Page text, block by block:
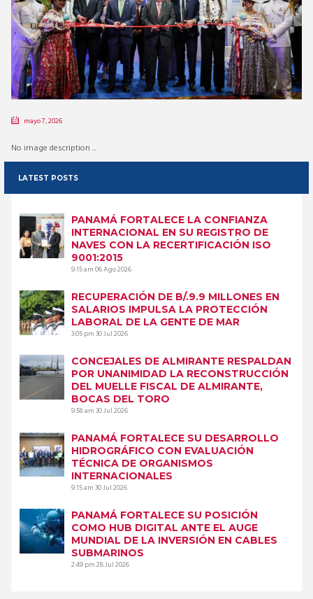
mayo 7, 2026
No image description ...
LATEST POSTS
PANAMÁ FORTALECE LA CONFIANZA
INTERNACIONAL EN SU REGISTRO DE
NAVES CON LA RECERTIFICACIÓN ISO
9001:2015
9:15 am06 Ago 2026
RECUPERACIÓN DE B/.9.9 MILLONES EN
SALARIOS IMPULSA LA PROTECCIÓN
LABORAL DE LA GENTE DE MAR
3:05 pm30 Jul 2026
CONCEJALES DE ALMIRANTE RESPALDAN
POR UNANIMIDAD LA RECONSTRUCCIÓN
DEL MUELLE FISCAL DE ALMIRANTE,
BOCAS DEL TORO
9:58 am30 Jul 2026
PANAMÁ FORTALECE SU DESARROLLO
HIDROGRÁFICO CON EVALUACIÓN
TÉCNICA DE ORGANISMOS
INTERNACIONALES
9:15 am30 Jul 2026
PANAMÁ FORTALECE SU POSICIÓN
COMO HUB DIGITAL ANTE EL AUGE
MUNDIAL DE LA INVERSIÓN EN CABLES
SUBMARINOS
2:49 pm28 Jul 2026